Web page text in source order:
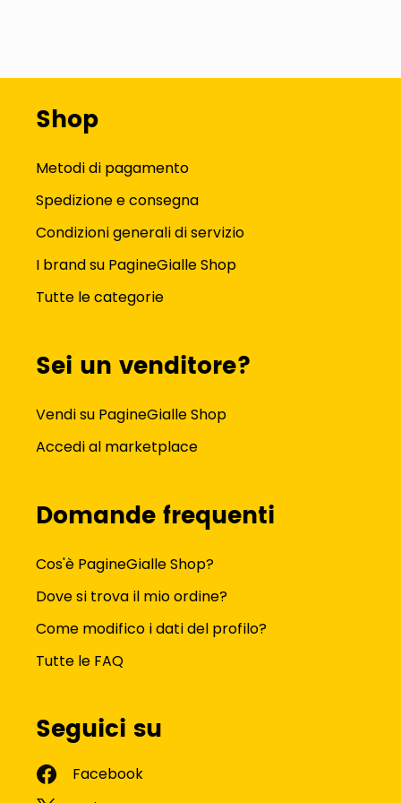
Shop
Metodi di pagamento
Spedizione e consegna
Condizioni generali di servizio
I brand su PagineGialle Shop
Tutte le categorie
Sei un venditore?
Vendi su PagineGialle Shop
Accedi al marketplace
Domande frequenti
Cos'è PagineGialle Shop?
Dove si trova il mio ordine?
Come modifico i dati del profilo?
Tutte le FAQ
Seguici su